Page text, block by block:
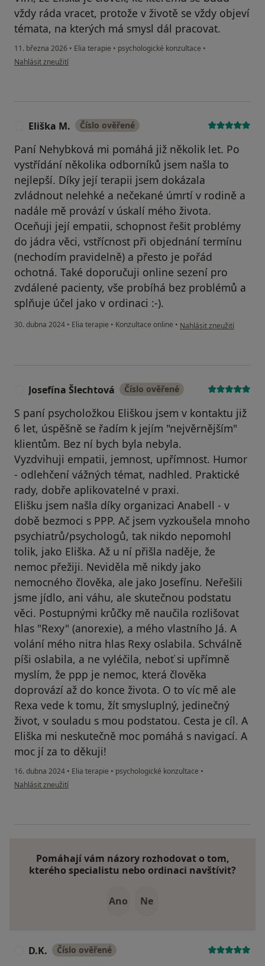
vždy ráda vracet, protože v životě se vždy objeví
témata, na kterých má smysl dál pracovat.
11. března 2026 • Elia terapie • psychologické konzultace •
podle názoru uživatele Šárka M
Nahlásit zneužití
Eliška M. Číslo ověřené
Paní Nehybková mi pomáhá již několik let. Po
vystřídání několika odborníků jsem našla to
nejlepší. Díky její terapii jsem dokázala
zvládnout nelehké a nečekané úmrtí v rodině a
nadále mě provází v úskalí mého života.
Oceňuji její empatii, schopnost řešit problémy
do jádra věci, vstřícnost při objednání termínu
(nechodím pravidelně) a přesto je pořád
ochotná. Také doporučuji online sezení pro
zvdálené pacienty, vše probíhá bez problémů a
splňuje účel jako v ordinaci :-).
30. dubna 2024 • Elia terapie • Konzultace online • podle názoru uživatele
Nahlásit zneužití
Josefína Šlechtová Číslo ověřené
S paní psycholožkou Eliškou jsem v kontaktu již
6 let, úspěšně se řadím k jejím "nejvěrnějším"
klientům. Bez ní bych byla nebyla.
Vyzdvihuji empatii, jemnost, upřímnost. Humor
- odlehčení vážných témat, nadhled. Praktické
rady, dobře aplikovatelné v praxi.
Elišku jsem našla díky organizaci Anabell - v
době bezmoci s PPP. Ač jsem vyzkoušela mnoho
psychiatrů/psychologů, tak nikdo nepomohl
tolik, jako Eliška. Až u ní přišla naděje, že
nemoc přežiji. Neviděla mě nikdy jako
nemocného člověka, ale jako Josefínu. Neřešili
jsme jídlo, ani váhu, ale skutečnou podstatu
věci. Postupnými krůčky mě naučila rozlišovat
hlas "Rexy" (anorexie), a mého vlastního Já. A
volání mého nitra hlas Rexy oslabila. Schválně
píši oslabila, a ne vyléčila, neboť si upřímně
myslím, že ppp je nemoc, která člověka
doprovází až do konce života. O to víc mě ale
Rexa vede k tomu, žít smysluplný, jedinečný
život, v souladu s mou podstatou. Cesta je cíl. A
Eliška mi neskutečně moc pomáhá s navigací. A
moc jí za to děkuji!
16. dubna 2024 • Elia terapie • psychologické konzultace •
podle názoru uživatele Josefína Šlechtová
Nahlásit zneužití
Pomáhají vám názory rozhodovat o tom,
kterého specialistu nebo ordinaci navštívit?
Ano Ne
D.K. Číslo ověřené